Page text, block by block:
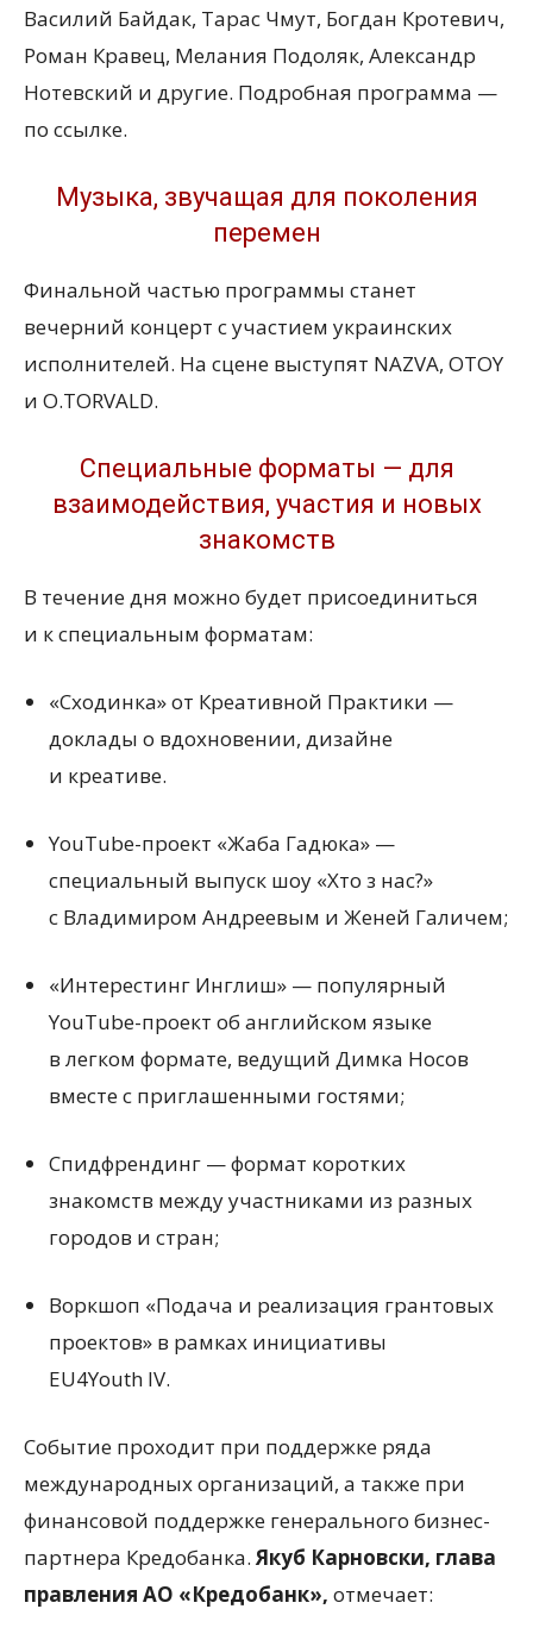
Василий Байдак, Тарас Чмут, Богдан Кротевич,
Роман Кравец, Мелания Подоляк, Александр
Нотевский и другие. Подробная программа —
по ссылке.
Музыка, звучащая для поколения
перемен
Финальной частью программы станет
вечерний концерт с участием украинских
исполнителей. На сцене выступят NAZVA, OTOY
и O.TORVALD.
Специальные форматы — для
взаимодействия, участия и новых
знакомств
В течение дня можно будет присоединиться
и к специальным форматам:
«Сходинка» от Креативной Практики —
доклады о вдохновении, дизайне
и креативе.
YouTube-проект «Жаба Гадюка» —
специальный выпуск шоу «Хто з нас?»
с Владимиром Андреевым и Женей Галичем;
«Интерестинг Инглиш» — популярный
YouTube-проект об английском языке
в легком формате, ведущий Димка Носов
вместе с приглашенными гостями;
Спидфрендинг — формат коротких
знакомств между участниками из разных
городов и стран;
Воркшоп «Подача и реализация грантовых
проектов» в рамках инициативы
EU4Youth IV.
Событие проходит при поддержке ряда
международных организаций, а также при
финансовой поддержке генерального бизнес-
партнера Кредобанка. Якуб Карновски, глава
правления АО «Кредобанк», отмечает: